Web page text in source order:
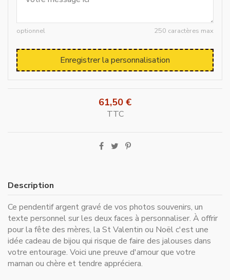
optionnel 250 caractères max
Enregistrer la personnalisation
61,50 €
TTC
Description
Ce pendentif argent gravé de vos photos souvenirs, un
texte personnel sur les deux faces à personnaliser. À offrir
pour la fête des mères, la St Valentin ou Noël c'est une
idée cadeau de bijou qui risque de faire des jalouses dans
votre entourage. Voici une preuve d'amour que votre
maman ou chère et tendre appréciera.